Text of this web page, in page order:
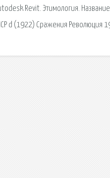
Revit. Этимология.
d (1922) Сражения Революция